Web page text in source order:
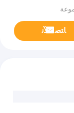
ﺎﺘﺼﻟ ﺍﻶﻧ